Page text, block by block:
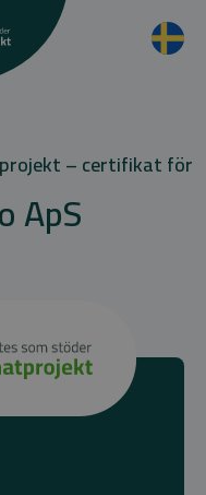
– certifikat för
ApS